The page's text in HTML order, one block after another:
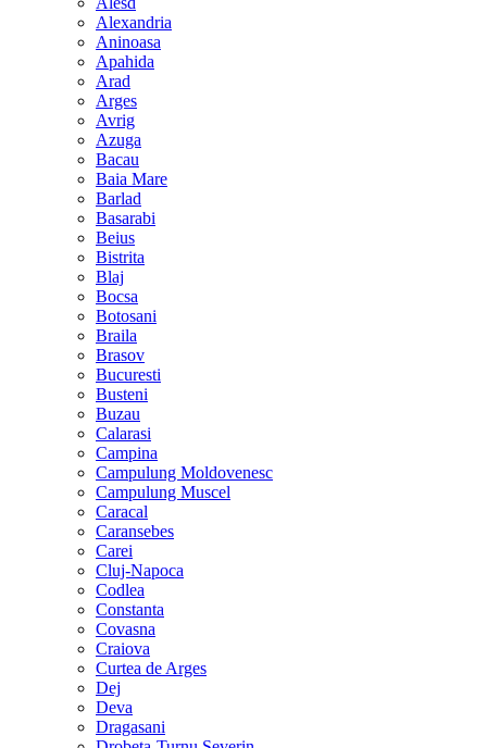
Alexandria
Aninoasa
Apahida
Arad
Arges
Avrig
Azuga
Bacau
Baia Mare
Barlad
Basarabi
Beius
Bistrita
Blaj
Bocsa
Botosani
Braila
Brasov
Bucuresti
Busteni
Buzau
Calarasi
Campina
Campulung Moldovenesc
Campulung Muscel
Caracal
Caransebes
Carei
Cluj-Napoca
Codlea
Constanta
Covasna
Craiova
Curtea de Arges
Dej
Deva
Dragasani